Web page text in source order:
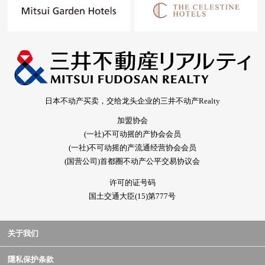
日本不动产买卖，交给龙头企业的三井不动产Realty
加盟协会
(一社)不可动摇的产协会会员
(一社)不可动摇的产流通经营协会会员
(国营公司)首都圈不动产公平交易协议会
许可的证号码
国土交通大臣(15)第777号
关于我们
隱私保护条款